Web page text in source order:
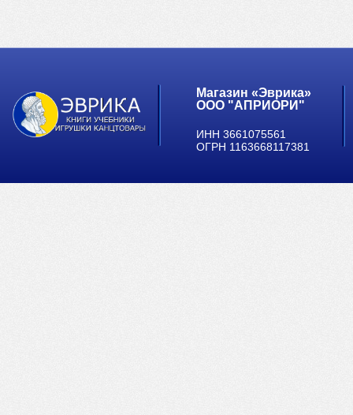
Магазин «Эврика»
ООО "АПРИОРИ"
ИНН 3661075561
ОГРН 1163668117381